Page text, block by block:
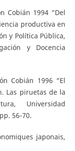
Cobián 1994 “Del
productiva en
y Política Pública,
y Docencia
Cobián 1996 “El
Las piruetas de la
Universidad
56-70.
japonais,